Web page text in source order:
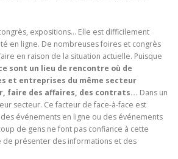
expositions… Elle est difficilement
en ligne. De nombreuses foires et congrès
en raison de la situation actuelle. Puisque
sont un lieu de rencontre où de
et entreprises du même secteur
faire des affaires, des contrats… Dans un
secteur. Ce facteur de face-à-face est
événements en ligne ou des événements
de gens ne font pas confiance à cette
de présenter des informations et des